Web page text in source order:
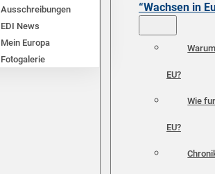
Ausschreibungen
EDI News
Mein Europa
Fotogalerie
“Wachsen in
EU?
Wie
EU?